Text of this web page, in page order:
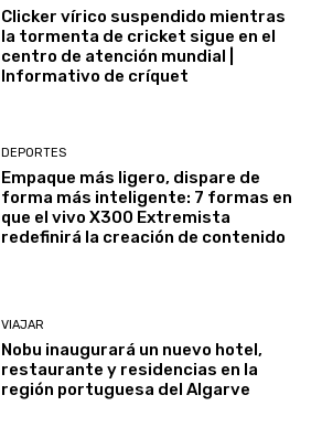
Clicker vírico suspendido mientras
la tormenta de cricket sigue en el
centro de atención mundial |
Informativo de críquet
DEPORTES
Empaque más ligero, dispare de
forma más inteligente: 7 formas en
que el vivo X300 Extremista
redefinirá la creación de contenido
VIAJAR
Nobu inaugurará un nuevo hotel,
restaurante y residencias en la
región portuguesa del Algarve